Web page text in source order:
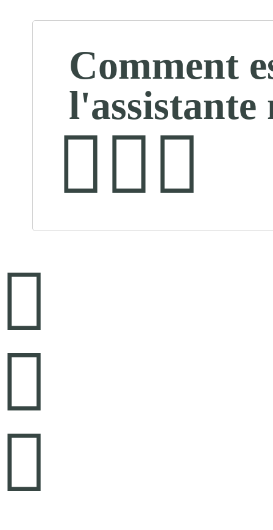
Comment
l'assistante